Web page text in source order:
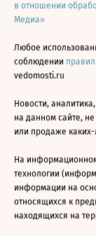
в отношении
Медиа»
Любое
соблюдении
vedomosti.ru
Новости,
на данном сайте,
или продаже
На
технологии
информации на
относящихся к
находящихся на